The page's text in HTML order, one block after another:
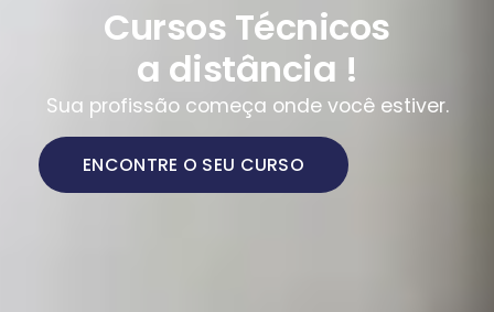
Cursos Técnicos
a distância !
Sua profissão começa onde você estiver.
ENCONTRE O SEU CURSO